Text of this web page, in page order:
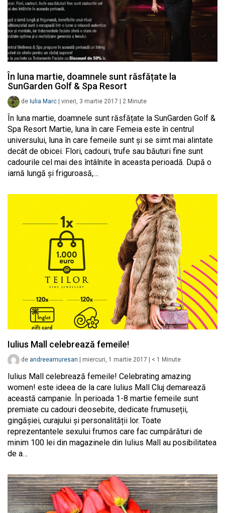
În luna martie, doamnele sunt răsfățate la
SunGarden Golf & Spa Resort
de Iulia Marc vineri, 3 martie 2017 2 Minute
În luna martie, doamnele sunt răsfățate la SunGarden Golf &
Spa Resort Martie, luna în care Femeia este în centrul
universului, luna în care femeile sunt și se simt mai alintate
decât de obicei. Flori, cadouri, trufe sau băuturi fine sunt
cadourile cel mai des întâlnite în aceasta perioadă. După o
iarnă lungă și friguroasă,…
Iulius Mall celebrează femeile!
de andreeamuresan miercuri, 1 martie 2017 < 1 Minute
Iulius Mall celebrează femeile! Celebrating amazing
women! este ideea de la care Iulius Mall Cluj demarează
această campanie. În perioada 1-8 martie femeile sunt
premiate cu cadouri deosebite, dedicate frumuseții,
gingășiei, curajului și personalității lor. Toate
reprezentantele sexului frumos care fac cumpărături de
minim 100 lei din magazinele din Iulius Mall au posibilitatea
de a…